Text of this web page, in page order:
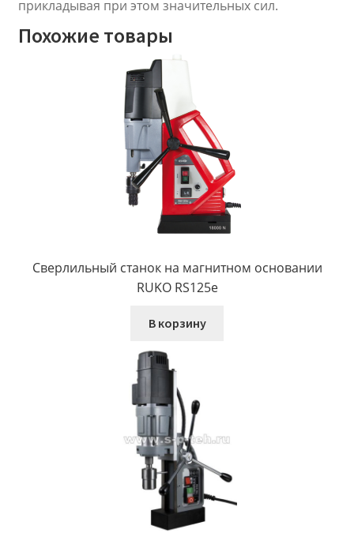
прикладывая при этом значительных сил.
Похожие товары
Сверлильный станок на магнитном основании
RUKO RS125e
В корзину